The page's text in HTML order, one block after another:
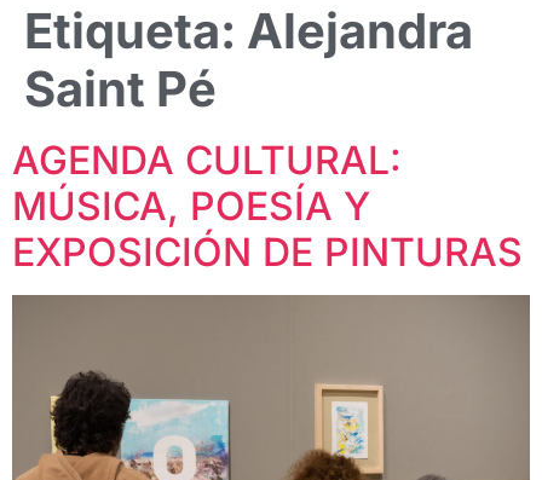
Etiqueta: Alejandra
Saint Pé
AGENDA CULTURAL:
MÚSICA, POESÍA Y
EXPOSICIÓN DE PINTURAS